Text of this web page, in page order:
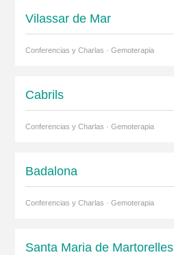
Vilassar de Mar
Conferencias y Charlas · Gemoterapia
Cabrils
Conferencias y Charlas · Gemoterapia
Badalona
Conferencias y Charlas · Gemoterapia
Santa Maria de Martorelles